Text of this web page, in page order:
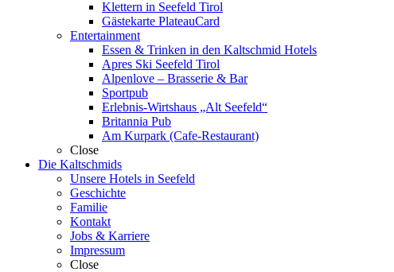
Klettern in Seefeld Tirol
Gästekarte PlateauCard
Entertainment
Essen & Trinken in den Kaltschmid Hotels
Apres Ski Seefeld Tirol
Alpenlove – Brasserie & Bar
Sportpub
Erlebnis-Wirtshaus „Alt Seefeld“
Britannia Pub
Am Kurpark (Cafe-Restaurant)
Close
Die Kaltschmids
Unsere Hotels in Seefeld
Geschichte
Familie
Kontakt
Jobs & Karriere
Impressum
Close